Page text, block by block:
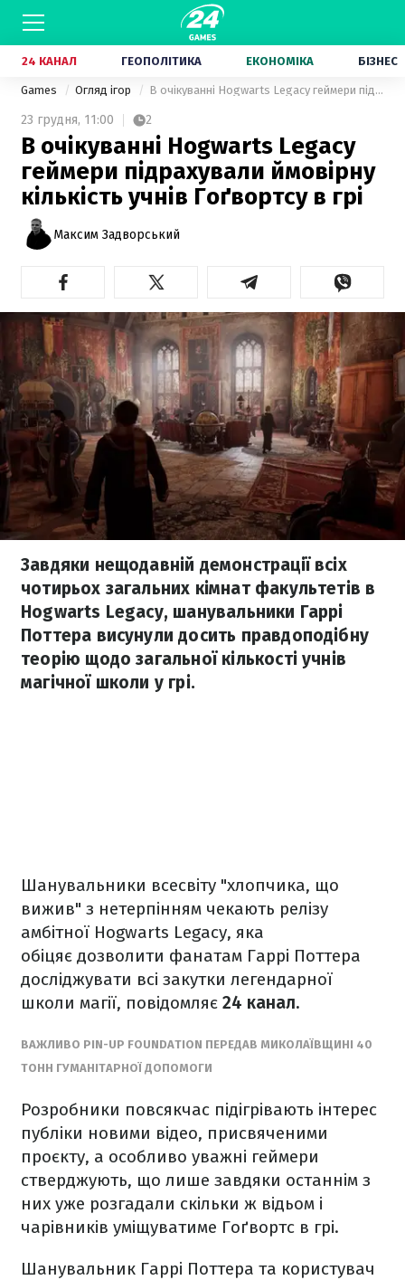
24 КАНАЛ ГЕОПОЛІТИКА ЕКОНОМІКА БІЗНЕС
Games Огляд ігор В очікуванні Hogwarts Legacy геймери підрахували ймовірну кількість учнів Гоґвортсу в грі
23 грудня, 11:00 2
В очікуванні Hogwarts Legacy
геймери підрахували ймовірну
кількість учнів Гоґвортсу в грі
Максим Задворський
Завдяки нещодавній демонстрації всіх
чотирьох загальних кімнат факультетів в
Hogwarts Legacy, шанувальники Гаррі
Поттера висунули досить правдоподібну
теорію щодо загальної кількості учнів
магічної школи у грі.
Шанувальники всесвіту "хлопчика, що
вижив" з нетерпінням чекають релізу
амбітної Hogwarts Legacy, яка
обіцяє дозволити фанатам Гаррі Поттера
досліджувати всі закутки легендарної
школи магії, повідомляє 24 канал.
ВАЖЛИВО PIN-UP FOUNDATION ПЕРЕДАВ МИКОЛАЇВЩИНІ 40
ТОНН ГУМАНІТАРНОЇ ДОПОМОГИ
Розробники повсякчас підігрівають інтерес
публіки новими відео, присвяченими
проєкту, а особливо уважні геймери
стверджують, що лише завдяки останнім з
них уже розгадали скільки ж відьом і
чарівників уміщуватиме Гоґвортс в грі.
Шанувальник Гаррі Поттера та користувач